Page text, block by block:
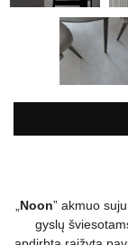
„Noon” akmuo
gyslų